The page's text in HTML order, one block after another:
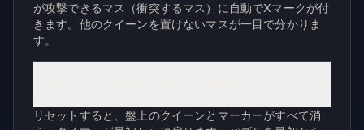
が攻撃できるマス（衝突するマス）に自動でXマークが付
きます。他のクイーンを置けないマスが一目で分かりま
す。
リセットすると、盤上のクイーンとマーカーがすべて消